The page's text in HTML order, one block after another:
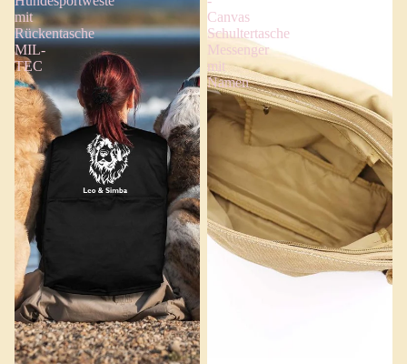
mit
Rückentasche
MIL-
TEC
Canvas
Schultertasche
Messenger
mit
Namen